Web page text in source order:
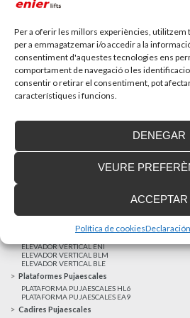
Per a oferir les millors experiències, utilitzem
per a emmagatzemar i/o accedir a la
consentiment d'aquestes tecnologies ens
comportament de navegació o les
consentir o retirar el consentiment, pot
característiques i funcions.
ACCEPTAR
DENEGAR
VEURE
Política de cookies
MÉS NOTÍCIES
ELEVADOR UNIFAMILIAR EHP 05
Elevadors Verticals
ELEVADOR VERTICAL ENI
ELEVADOR VERTICAL BLM
ELEVADOR VERTICAL BLE
Plataformes Pujaescales
PLATAFORMA PUJAESCALES HL6
PLATAFORMA PUJAESCALES EA9
Cadires Pujaescales